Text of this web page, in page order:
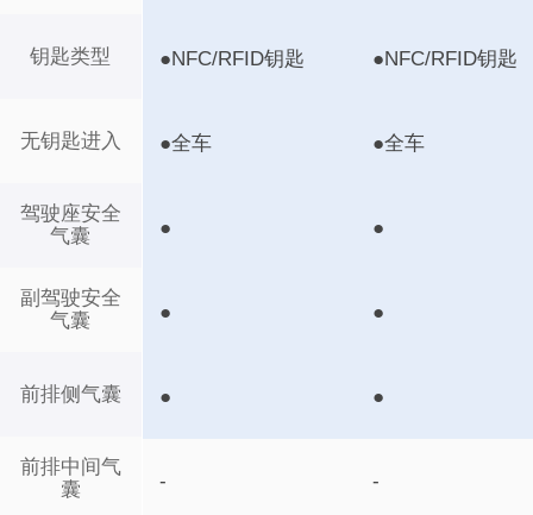
钥匙类型
无钥匙进入
驾驶座安全
气囊
副驾驶安全
气囊
前排侧气囊
前排中间气
囊
●NFC/RFID钥匙 ●NFC/RFID钥匙
●全车 ●全车
● ●
● ●
● ●
- -